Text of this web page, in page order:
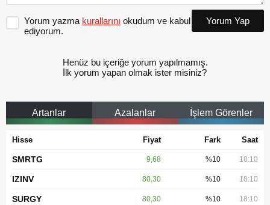
Yorum yazma kurallarını okudum ve kabul
ediyorum.
Yorum Yap
Henüz bu içeriğe yorum yapılmamış.
İlk yorum yapan olmak ister misiniz?
Artanlar Azalanlar İşlem Görenler
Hisse Fiyat Fark Saat
SMRTG 9,68 %10 18:10
IZINV 80,30 %10 18:10
SURGY 80,30 %10 18:10